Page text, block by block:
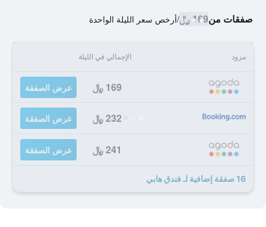
صفقات من169 ﷼ /أرخص سعر الليلة الواحدة
مزود الإجمالي في الليلة
169 ﷼ عرض الصفقة
232 ﷼ عرض الصفقة
241 ﷼ عرض الصفقة
16 صفقة إضافية لـ فندق هابي